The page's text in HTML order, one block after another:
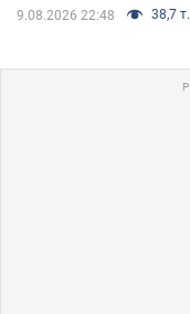
9.08.2026 22:48 38,7 т.